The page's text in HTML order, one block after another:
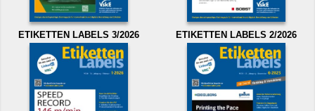
ETIKETTEN LABELS 3/2026 ETIKETTEN LABELS 2/2026